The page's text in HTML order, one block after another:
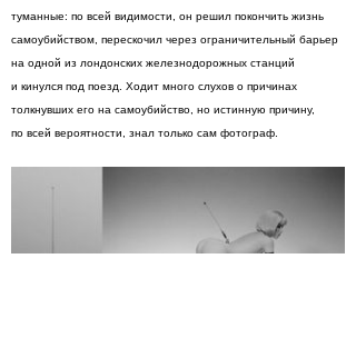
туманные: по всей видимости, он решил покончить жизнь
самоубийством, перескочил через ограничительный барьер
на одной из лондонских железнодорожных станций
и кинулся под поезд. Ходит много слухов о причинах
толкнувших его на самоубийство, но истинную причину,
по всей вероятности, знал только сам фотограф.